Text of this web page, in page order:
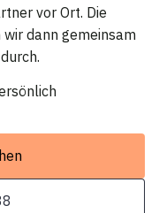
vor Ort. Die
dann gemeinsam